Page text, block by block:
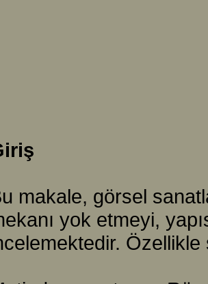
makale, görsel
yok etmeyi,